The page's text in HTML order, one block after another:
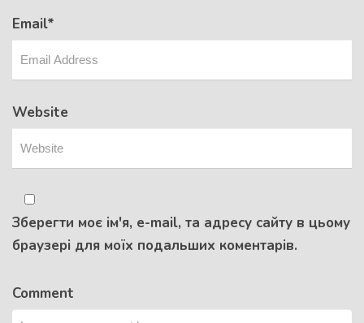
Email*
Website
Зберегти моє ім'я, e-mail, та адресу сайту в цьому
браузері для моїх подальших коментарів.
Comment